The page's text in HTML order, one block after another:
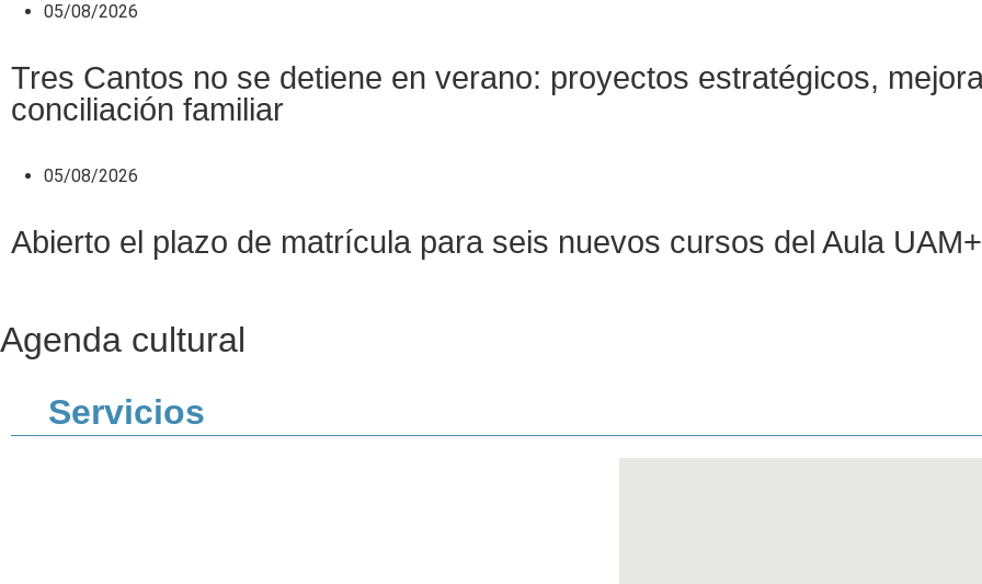
05/08/2026
Tres Cantos no se detiene en verano: proyectos estratégicos,
conciliación familiar
05/08/2026
Abierto el plazo de matrícula para seis nuevos cursos del Aula
Agenda cultural
Servicios